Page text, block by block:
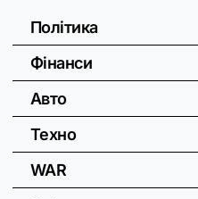
Політика
Фінанси
Авто
Техно
WAR